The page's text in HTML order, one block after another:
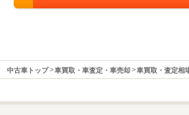
中古車トップ 車買取・車査定・車売却 車買取・査定相